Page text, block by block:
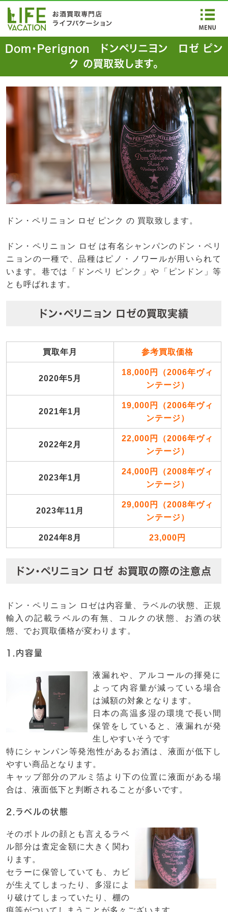
Dom・Perignon ドンペリニヨン ロゼ ピン
ク の買取致します。
ドン・ペリニョン ロゼ ピンク の 買取致します。
ドン・ペリニョン ロゼ は有名シャンパンのドン・ペリ
ニョンの一種で、品種はピノ・ノワールが用いられて
います。巷では「ドンペリ ピンク」や「ピンドン」等
とも呼ばれます。
ドン・ペリニョン ロゼの買取実績
買取年月 参考買取価格
2020年5月
18,000円（2006年ヴィ
ンテージ）
2021年1月
19,000円（2006年ヴィ
ンテージ）
2022年2月
22,000円（2006年ヴィ
ンテージ）
2023年1月
24,000円（2008年ヴィ
ンテージ）
2023年11月
29,000円（2008年ヴィ
ンテージ）
2024年8月 23,000円
ドン・ペリニョン ロゼ お買取の際の注意点
ドン・ペリニョン ロゼは内容量、ラベルの状態、正規
輸入の記載ラベルの有無、コルクの状態、お酒の状
態、でお買取価格が変わります。
1.内容量
液漏れや、アルコールの揮発に
よって内容量が減っている場合
は減額の対象となります。
日本の高温多湿の環境で長い間
保管をしていると、液漏れが発
生しやすいそうです
特にシャンパン等発泡性があるお酒は、液面が低下し
やすい商品となります。
キャップ部分のアルミ箔より下の位置に液面がある場
合は、液面低下と判断されることが多いです。
2.ラベルの状態
そのボトルの顔とも言えるラベ
ル部分は査定金額に大きく関わ
ります。
セラーに保管していても、カビ
が生えてしまったり、多湿によ
り破けてしまっていたり、棚の